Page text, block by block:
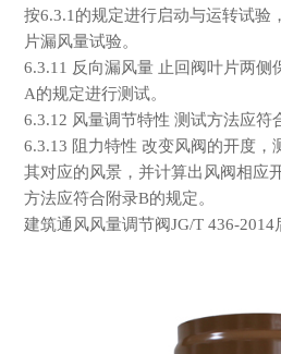
按6.3.1 的规定进行启动与运转试验
片漏风量试验。
6.3.11 反向漏风量 止回阀叶片两侧
A的规定进行测试。
6.3.12 风量调节特性 测试方法应符
6.3.13 阻力特性 改变风阀的开度，
其对应的风景，并计算出风阀相应
方法应符合附录B的规定。
建筑通风风量调节阀JG/T 436-2014